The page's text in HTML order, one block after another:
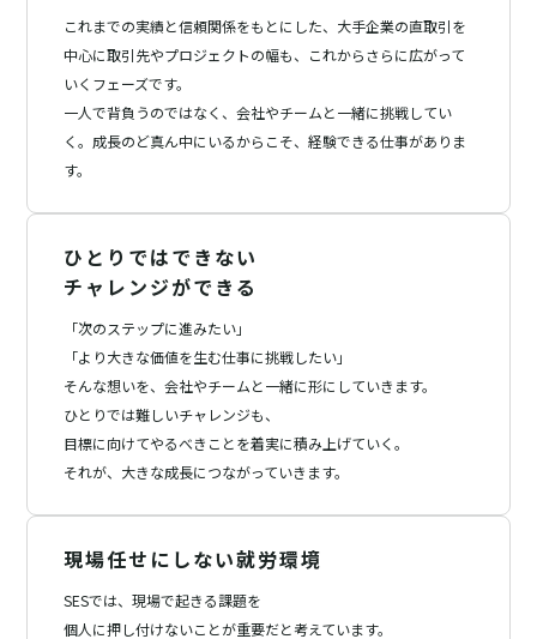
これまでの実績と信頼関係をもとにした、大手企業の直取引を
中心に取引先やプロジェクトの幅も、これからさらに広がって
いくフェーズです。
一人で背負うのではなく、会社やチームと一緒に挑戦してい
く。 成長のど真ん中にいるからこそ、経験できる仕事がありま
す。
ひとりではできない
チャレンジができる
「次のステップに進みたい」
「より大きな価値を生む仕事に挑戦したい」
そんな想いを、会社やチームと一緒に形にしていきます。
ひとりでは難しいチャレンジも、
目標に向けてやるべきことを着実に積み上げていく。
それが、大きな成長につながっていきます。
現場任せにしない就労環境
SESでは、現場で起きる課題を
個人に押し付けないことが重要だと考えています。